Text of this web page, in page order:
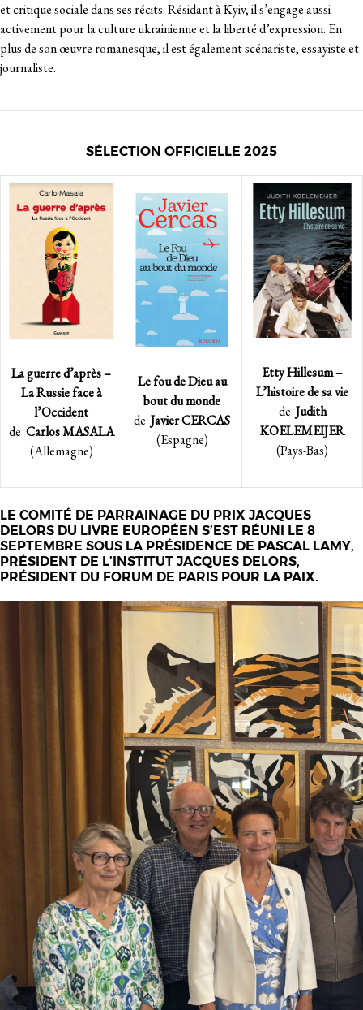
et critique sociale dans ses récits. Résidant à Kyiv, il s’engage aussi
activement pour la culture ukrainienne et la liberté d’expression. En
plus de son œuvre romanesque, il est également scénariste, essayiste et
journaliste.
SÉLECTION OFFICIELLE 2025
La guerre d’après –
La Russie face à
l’Occident
de CarlosMASALA
(Allemagne)
Le fou de Dieu au
bout du monde
de Javier CERCAS
(Espagne)
Etty Hillesum –
L’histoire de sa vie
de Judith
KOELEMEIJER
(Pays-Bas)
LE COMITÉ DE PARRAINAGE DU PRIX JACQUES
DELORS DU LIVRE EUROPÉEN S’EST RÉUNI LE 8
SEPTEMBRE SOUS LA PRÉSIDENCE DE PASCAL LAMY,
PRÉSIDENT DE L’INSTITUT JACQUES DELORS,
PRÉSIDENT DU FORUM DE PARIS POUR LA PAIX.